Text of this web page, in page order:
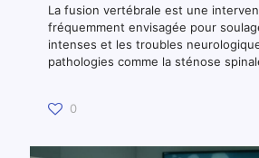
La fusion vertébrale est une
fréquemment envisagée pour
intenses et les troubles
pathologies comme la sténose
0